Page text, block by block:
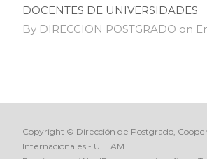
DOCENTES DE UNIVERSIDADES
By DIRECCION POSTGRADO on
Copyright © Dirección de Postgrado,
Internacionales - ULEAM